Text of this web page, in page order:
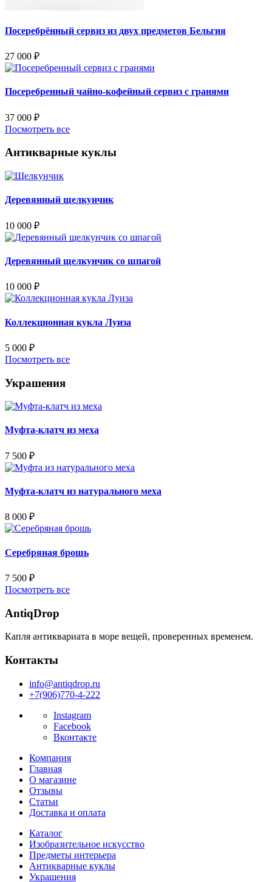
Посеребрённый сервиз из двух предметов Бельгия
27 000 ₽
Посеребренный чайно-кофейный сервиз с гранями
37 000 ₽
Посмотреть все
Антикварные куклы
Деревянный щелкунчик
10 000 ₽
Деревянный щелкунчик со шпагой
10 000 ₽
Коллекционная кукла Луиза
5 000 ₽
Посмотреть все
Украшения
Муфта-клатч из меха
7 500 ₽
Муфта-клатч из натурального меха
8 000 ₽
Серебряная брошь
7 500 ₽
Посмотреть все
AntiqDrop
Капля антиквариата в море вещей, проверенных временем.
Контакты
info@antiqdrop.ru
+7(906)770-4-222
Instagram
Facebook
Вконтакте
Компания
Главная
О магазине
Отзывы
Статьи
Доставка и оплата
Каталог
Изобразительное искусство
Предметы интерьера
Антикварные куклы
Украшения